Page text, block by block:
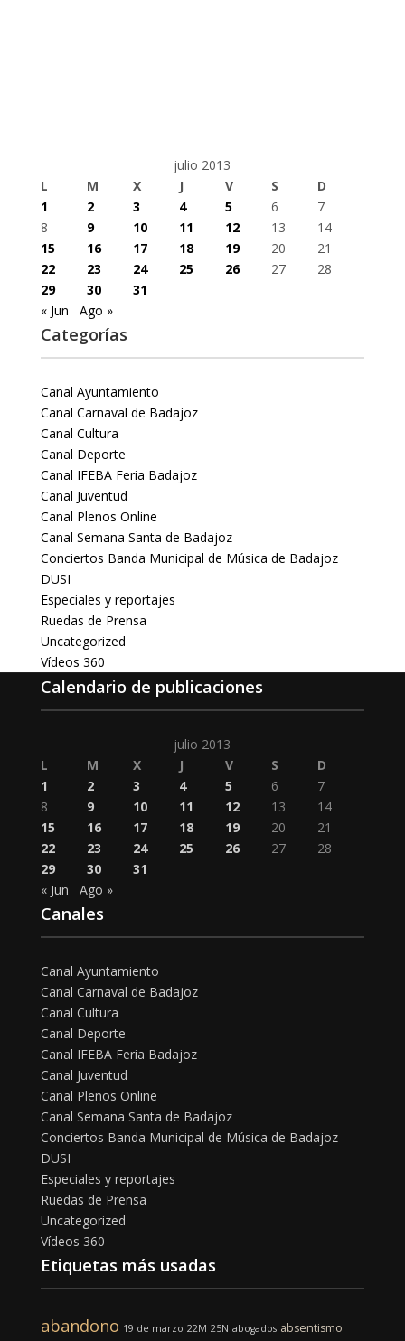
julio 2013
L
M X J V S
D
1
2 3 4 5 6
7
8
9 10 11 12 13
14
15
16 17 18 19 20
21
22
23 24 25 26 27
28
29
30
31
« Jun
Ago »
Categorías
Canal Ayuntamiento
Canal Carnaval de Badajoz
Canal Cultura
Canal Deporte
Canal IFEBA Feria Badajoz
Canal Juventud
Canal Plenos Online
Canal Semana Santa de Badajoz
Conciertos Banda Municipal de Música de Badajoz
DUSI
Especiales y reportajes
Ruedas de Prensa
Uncategorized
Vídeos 360
Calendario de publicaciones
julio 2013
L
M X J V S
D
1
2 3 4 5 6
7
8
9 10 11 12 13
14
15
16 17 18 19 20
21
22
23 24 25 26 27
28
29
30
31
« Jun
Ago »
Canales
Canal Ayuntamiento
Canal Carnaval de Badajoz
Canal Cultura
Canal Deporte
Canal IFEBA Feria Badajoz
Canal Juventud
Canal Plenos Online
Canal Semana Santa de Badajoz
Conciertos Banda Municipal de Música de Badajoz
DUSI
Especiales y reportajes
Ruedas de Prensa
Uncategorized
Vídeos 360
Etiquetas más usadas
abandono 19 de marzo 22M 25N abogados absentismo